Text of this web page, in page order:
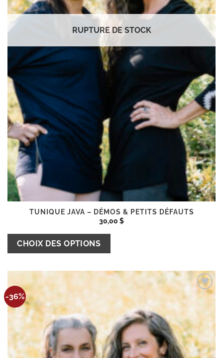
RUPTURE DE STOCK
TUNIQUE JAVA – DÉMOS & PETITS DÉFAUTS
30,00 $
CHOIX DES OPTIONS
plusieurs
variations.
Les
options
peuvent
être
choisies
-36%
Ajouter